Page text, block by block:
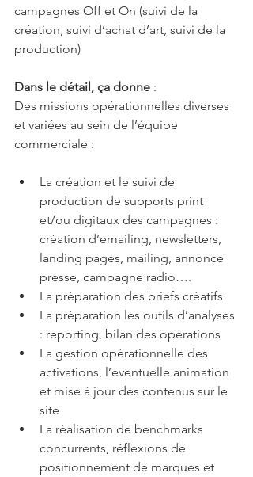
campagnes Off et On (suivi de la
création, suivi d’achat d’art, suivi de la
production)
Dans le détail, ça donne :
Des missions opérationnelles diverses
et variées au sein de l’équipe
commerciale :
La création et le suivi de
production de supports print
et/ou digitaux des campagnes :
création d’emailing, newsletters,
landing pages, mailing, annonce
presse, campagne radio….
La préparation des briefs créatifs
La préparation les outils d’analyses
: reporting, bilan des opérations
La gestion opérationnelle des
activations, l’éventuelle animation
et mise à jour des contenus sur le
site
La réalisation de benchmarks
concurrents, réflexions de
positionnement de marques et